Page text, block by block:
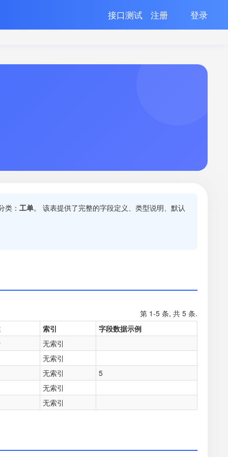
接口测试 注册 登录
类： 工单。 该表提供了完整的字段定义、类型说明、默认
第 1-5 条, 共 5 条.
索引
字段数据示例
无索引
无索引
无索引
5
无索引
无索引